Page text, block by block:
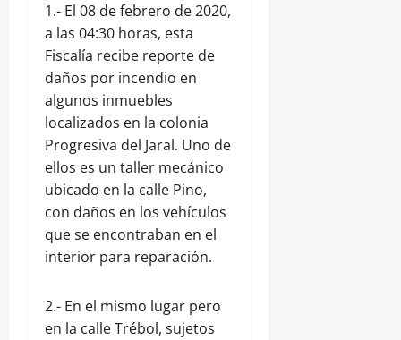
1.- El 08 de febrero de 2020,
a las 04:30 horas, esta
Fiscalía recibe reporte de
daños por incendio en
algunos inmuebles
localizados en la colonia
Progresiva del Jaral. Uno de
ellos es un taller mecánico
ubicado en la calle Pino,
con daños en los vehículos
que se encontraban en el
interior para reparación.
2.- En el mismo lugar pero
en la calle Trébol, sujetos